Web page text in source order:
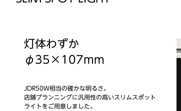
灯体わずか
φ35×107mm
JDR50Ｗ相当の確かな明るさ。
店舗プランニングに汎用性の高いスリムスポット
ライトをご用意しました。